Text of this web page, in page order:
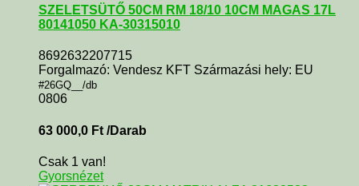
SZELETSÜTŐ 50CM RM 18/10 10CM MAGAS 17L
80141050 KA-30315010
8692632207715
Forgalmazó: Vendesz KFT Származási hely: EU
#26GQ__/db
0806
63 000,0 Ft /Darab
Csak 1 van!
Gyorsnézet